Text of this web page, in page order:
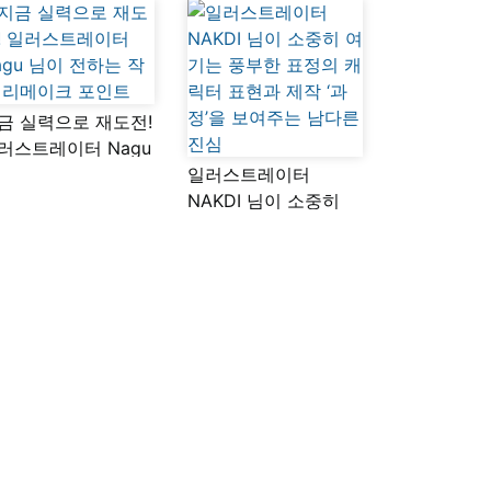
실력으로 재도전!
스트레이터 Nagu
일러스트레이터
NAKDI 님이 소중히